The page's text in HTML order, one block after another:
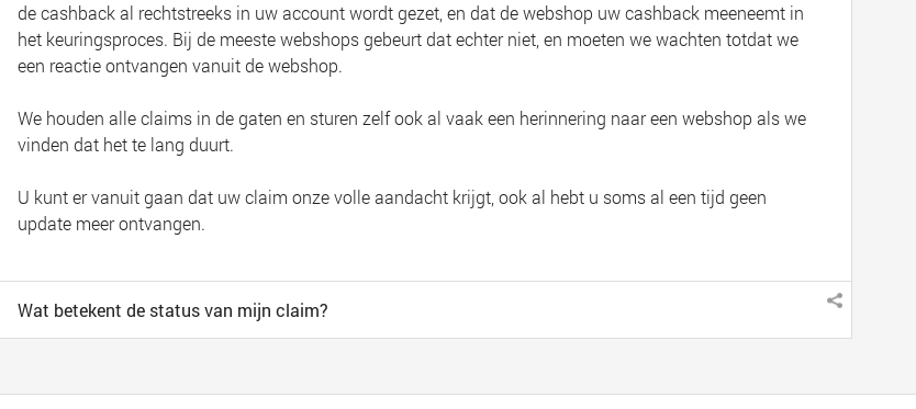
de cashback al rechtstreeks in uw account wordt gezet, en dat de webshop uw cashback meeneemt in
het keuringsproces. Bij de meeste webshops gebeurt dat echter niet, en moeten we wachten totdat we
een reactie ontvangen vanuit de webshop.
We houden alle claims in de gaten en sturen zelf ook al vaak een herinnering naar een webshop als we
vinden dat het te lang duurt.
U kunt er vanuit gaan dat uw claim onze volle aandacht krijgt, ook al hebt u soms al een tijd geen
update meer ontvangen.
Wat betekent de status van mijn claim?